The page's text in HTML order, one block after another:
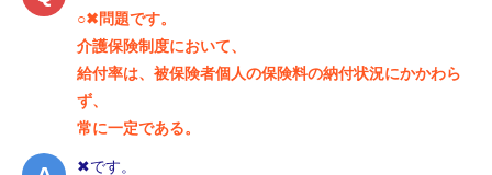
○✖問題です。
介護保険制度において、
給付率は、被保険者個人の保険料の納付状況にかかわら
ず、
常に一定である。
✖です。